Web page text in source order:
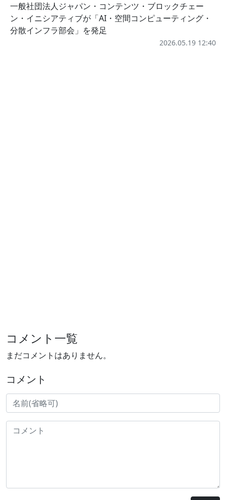
一般社団法人ジャパン・コンテンツ・ブロックチェー
ン・イニシアティブが「AI・空間コンピューティング・
分散インフラ部会」を発足
2026.05.19 12:40
コメント一覧
まだコメントはありません。
コメント